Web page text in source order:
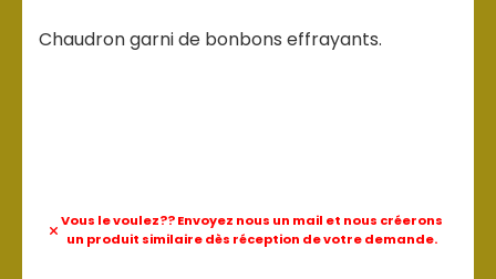
Chaudron garni de bonbons effrayants.
Vous le voulez?? Envoyez nous un mail et nous créerons
un produit similaire dès réception de votre demande.